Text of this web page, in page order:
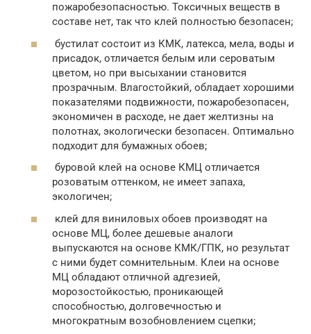
пожаробезопасностью. Токсичных веществ в
составе нет, так что клей полностью безопасен;
бустилат состоит из КМК, латекса, мела, воды и
присадок, отличается белым или сероватым
цветом, но при высыхании становится
прозрачным. Влагостойкий, обладает хорошими
показателями подвижности, пожаробезопасен,
экономичен в расходе, не дает желтизны на
полотнах, экологически безопасен. Оптимально
подходит для бумажных обоев;
буровой клей на основе КМЦ отличается
розоватым оттенком, не имеет запаха,
экологичен;
клей для виниловых обоев производят на
основе МЦ, более дешевые аналоги
выпускаются на основе КМК/ГПК, но результат
с ними будет сомнительным. Клеи на основе
МЦ обладают отличной адгезией,
морозостойкостью, проникающей
способностью, долговечностью и
многократным возобновлением сцепки;